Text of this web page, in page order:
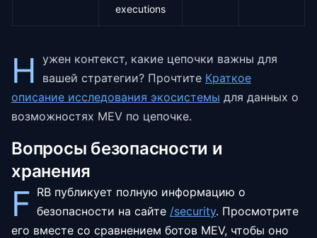
executions
Н ужен контекст, какие цепочки важны для
вашей стратегии? Прочтите Краткое
описание исследования экосистемы для данных о
возможностях MEV по цепочке.
Вопросы безопасности и
хранения
F RB публикует полную информацию о
безопасности на сайте /security. Просмотрите
его вместе со сравнением ботов MEV, чтобы оно